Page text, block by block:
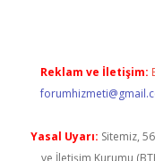
Reklam ve İletişim:
Yasal Uyarı: Sitemiz,
ve İletişim Kurumu